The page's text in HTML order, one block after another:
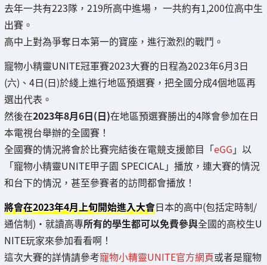
去年一共有223隊，219所高中進場， 一共約有1,200位高中生
出賽。
高中上對為爭奪日本第一的寶座，進行激烈的戰鬥。
寵物小精靈UNITE冠軍賽2023大賽的日程為2023年6月3日
(六)、4日(日)於綫上進行地區預選賽，把全國分成4個地區再
選出代表。
然後在2023年8月6日(日)在地區預選賽勝出的4隊會參加在日
本電視台舉辦的全國賽！
全國賽的情況將會於比賽完結後在電競支援節目「eGG 」以
「寵物小精靈UNITE甲子園 SPECICAL」播放，連大賽的情況
和台下的情況，甚至參賽者的訪問都會播放！
將會在2023年4月上旬開始進入大會日本的高中(包括定時制/
通信制)・就讀高專所有的學生都可以免費參與全國的高校生U
NITE玩家來參加看看啊！
這次大賽的詳情請參考寵物小精靈UNITE官方網頁或者是寵物